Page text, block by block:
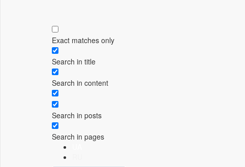
Exact matches only
Search in title
Search in content
Search in posts
Search in pages